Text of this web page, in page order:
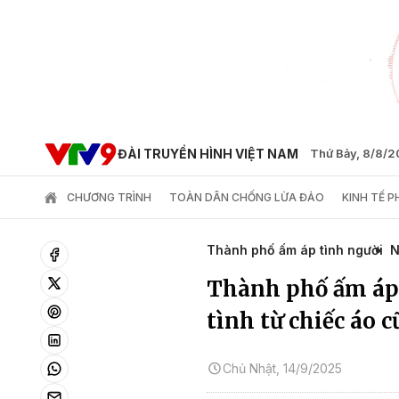
ĐÀI TRUYỀN HÌNH VIỆT NAM Thứ Bảy, 8/8/
CHƯƠNG TRÌNH TOÀN DÂN CHỐNG LỪA ĐẢO KINH TẾ
Thành phố ấm áp tình người
Thành phố ấm
tình từ chiếc áo
Chủ Nhật, 14/9/2025